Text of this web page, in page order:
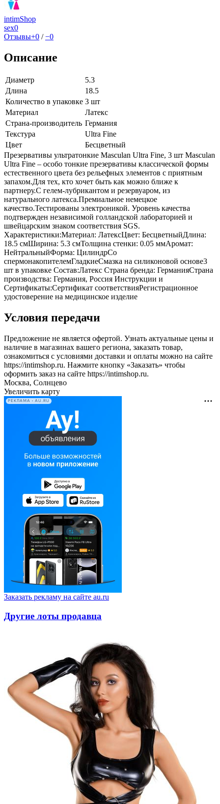
intimShop
sex0
Отзывы+0 /−0
Описание
Диаметр
5.3
Длина
18.5
Количество в упаковке 3 шт
Материал
Латекс
Страна-производитель Германия
Текстура
Ultra Fine
Цвет
Бесцветный
Презервативы ультратонкие Masculan Ultra Fine, 3 шт Masculan
Ultra Fine – особо тонкие презервативы классической формы
естественного цвета без рельефных элементов c приятным
запахом.Для тех, кто хочет быть как можно ближе к
партнеру.С гелем-лубрикантом и резервуаром, из
натурального латекса.Премиальное немецкое
качество.Тестированы электроникой. Уровень качества
подтвержден независимой голландской лабораторией и
швейцарским знаком соответствия SGS.
Характеристики:Материал: ЛатексЦвет: БесцветныйДлина:
18.5 смШирина: 5.3 смТолщина стенки: 0.05 ммАромат:
НейтральныйФорма: ЦилиндрСо
спермонакопителемГладкиеСмазка на силиконовой основе3
шт в упаковке Состав:Латекс Страна бренда: ГерманияСтрана
производства: Германия, Россия Инструкции и
Сертификаты:Сертификат соответствияРегистрационное
удостоверение на медицинское изделие
Условия передачи
Предложение не является офертой. Узнать актуальные цены и
наличие в магазинах вашего региона, заказать товар,
ознакомиться с условиями доставки и оплаты можно на сайте
https://intimshop.ru. Нажмите кнопку «Заказать» чтобы
оформить заказ на сайте https://intimshop.ru.
Москва, Солнцево
Увеличить карту
РЕКЛАМА • AU.RU
Заказать рекламу на сайте au.ru
Другие лоты продавца